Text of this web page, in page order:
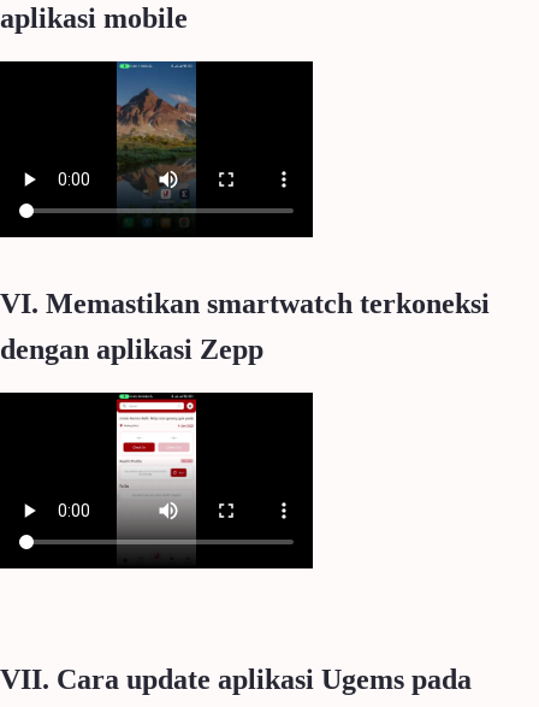
aplikasi mobile
VI. Memastikan smartwatch terkoneksi
dengan aplikasi Zepp
VII. Cara update aplikasi Ugems pada